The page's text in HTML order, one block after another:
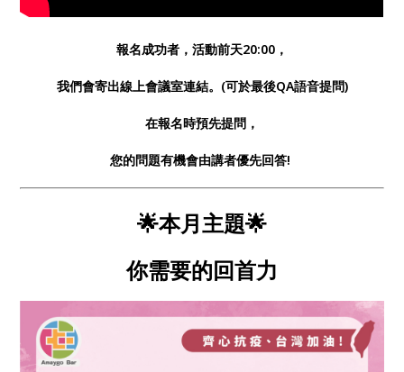
報名成功者，活動前天20:00，
我們會寄出線上會議室連結。(可於最後QA語音提問)
在報名時預先提問，
您的問題有機會由講者優先回答!
🌟本月主題🌟
你需要的回首力